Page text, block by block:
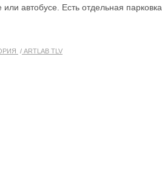
автобусе. Есть отдельная парковка.
ARTLAB TLV